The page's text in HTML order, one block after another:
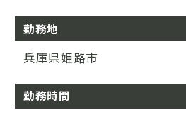
勤務地
兵庫県姫路市
勤務時間